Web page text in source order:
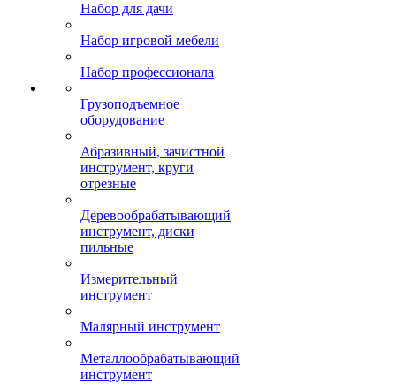
Набор для дачи
Набор игровой мебели
Набор профессионала
Грузоподъемное
оборудование
Абразивный, зачистной
инструмент, круги
отрезные
Деревообрабатывающий
инструмент, диски
пильные
Измерительный
инструмент
Малярный инструмент
Металлообрабатывающий
инструмент